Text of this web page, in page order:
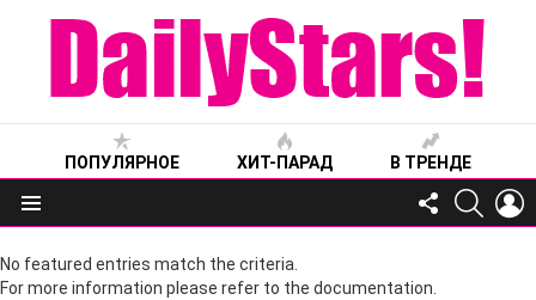
ПОПУЛЯРНОЕ ХИТ-ПАРАД В ТРЕНДЕ
Меню
FOLLOW
US
No featured entries match the criteria.
For more information please refer to the documentation.